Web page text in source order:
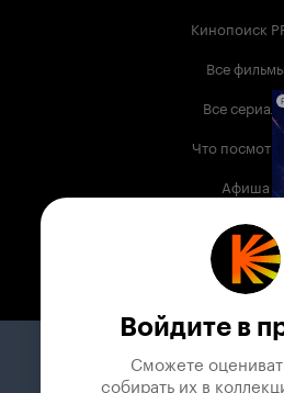
Кинопоиск
Все фильмы
Все
Что
Афиша
Музыка
Служба
Войдите в
Сможете
собирать их в